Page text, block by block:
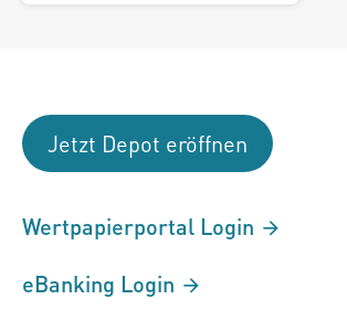
Jetzt Depot eröffnen
Wertpapierportal Login
eBanking Login